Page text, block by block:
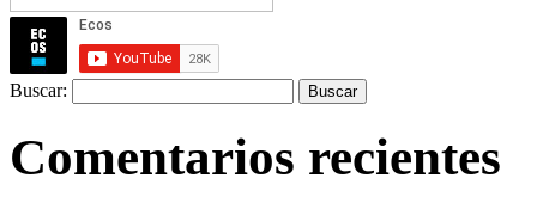
Buscar:
Comentarios recientes